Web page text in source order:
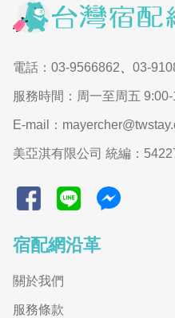
電話：03-9566862 03-
服務時間：周一至周五
E-mail：
美亞淇有限公司 統編：
宿配網沿革
關於我們
服務條款